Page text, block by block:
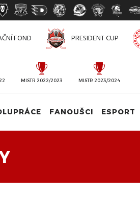
FOND PRESIDENT CUP
MISTR 2022/2023 MISTR 2023/2024
FANOUŠCI ESPORT